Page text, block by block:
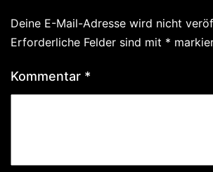
Deine E-Mail-Adresse wird nicht
Erforderliche Felder sind mit *
Kommentar *